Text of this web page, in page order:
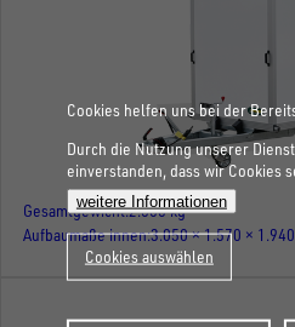
Gesamtgewicht2.000 kg
Aufbaumaße innen3.050 × 1.570 ×
Cookies helfen uns bei der
Durch die Nutzung unserer
einverstanden, dass wir Cookies
weitere Informationen
Cookies auswählen